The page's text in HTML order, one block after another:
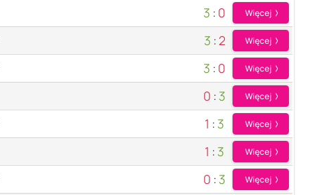
3 : 0 Więcej
3 : 2 Więcej
3 : 0 Więcej
0 : 3 Więcej
1 : 3 Więcej
1 : 3 Więcej
0 : 3 Więcej